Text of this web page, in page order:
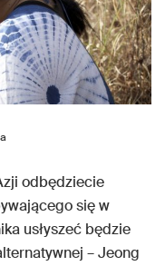
odbędziecie
się w
usłyszeć będzie
– Jeong